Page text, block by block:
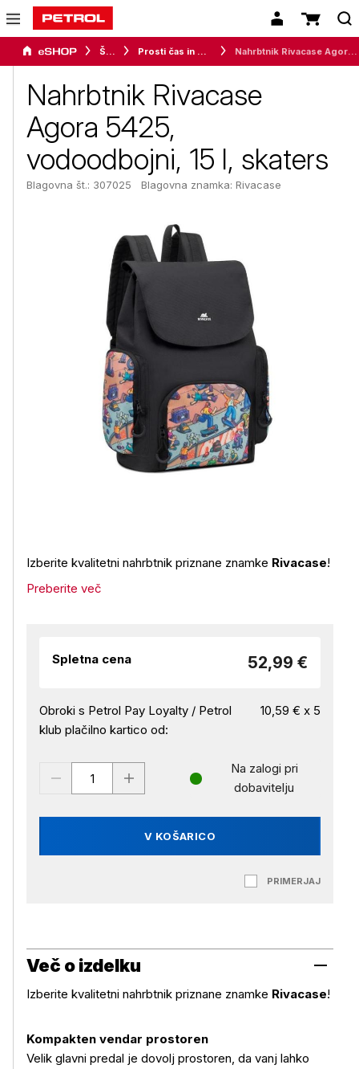
Šport Prosti čas in moda
Nahrbtnik Rivacase
Agora 5425,
vodoodbojni, 15 l, skaters
Blagovna št.: 307025 Blagovna znamka: Rivacase
Izberite kvalitetni nahrbtnik priznane znamke Rivacase!
Preberite več
Spletna cena 52,99 €
Obroki s Petrol Pay Loyalty / Petrol
klub plačilno kartico od:
10,59 € x 5
V KOŠARICO
Na zalogi pri
dobavitelju
PRIMERJAJ
Več o izdelku
Izberite kvalitetni nahrbtnik priznane znamke Rivacase!
Kompakten vendar prostoren
Velik glavni predal je dovolj prostoren, da vanj lahko